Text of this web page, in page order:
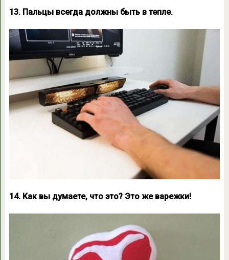
13. Пальцы всегда должны быть в тепле.
14. Как вы думаете, что это? Это же варежки!